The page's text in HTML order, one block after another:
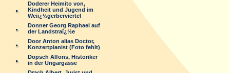
Doderer Heimito von,
Kindheit und Jugend im
Weiï¿½gerberviertel
Donner Georg Raphael auf
der Landstraï¿½e
Door Anton alias Doctor,
Konzertpianist (Foto fehlt)
Dopsch Alfons, Historiker
in der Ungargasse